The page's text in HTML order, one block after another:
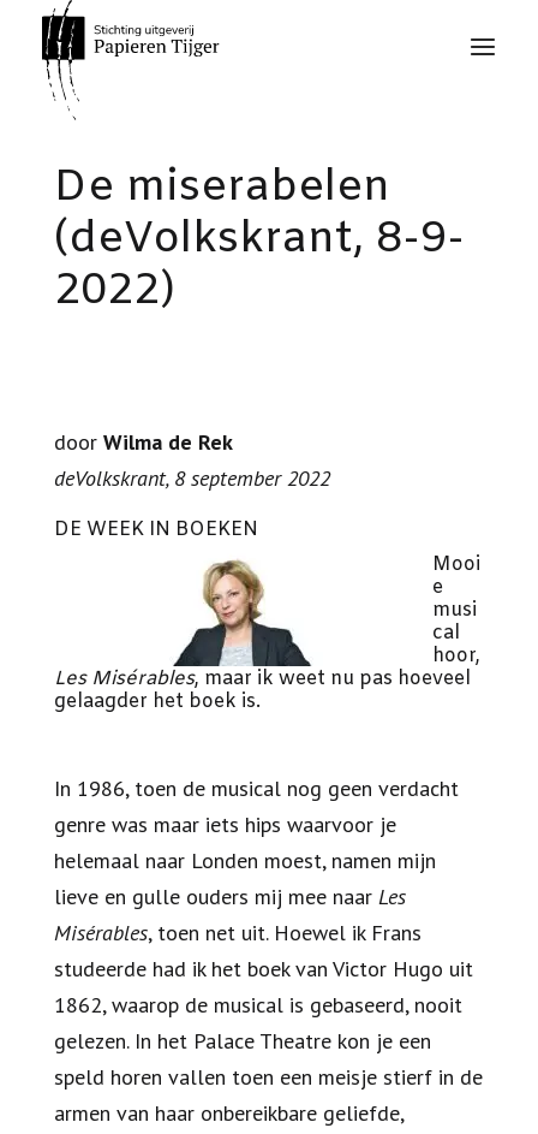
De miserabelen
(deVolkskrant, 8-9-
2022)
door Wilma de Rek
deVolkskrant, 8 september 2022
DE WEEK IN BOEKEN
Mooi
e
musi
cal
hoor,
Les Misérables, maar ik weet nu pas hoeveel
gelaagder het boek is.
In 1986, toen de musical nog geen verdacht
genre was maar iets hips waarvoor je
helemaal naar Londen moest, namen mijn
lieve en gulle ouders mij mee naar Les
Misérables, toen net uit. Hoewel ik Frans
studeerde had ik het boek van Victor Hugo uit
1862, waarop de musical is gebaseerd, nooit
gelezen. In het Palace Theatre kon je een
speld horen vallen toen een meisje stierf in de
armen van haar onbereikbare geliefde,